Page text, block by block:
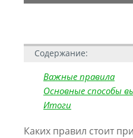
Cодержание:
Важные правила
Основные способы
Итоги
Каких правил стоит